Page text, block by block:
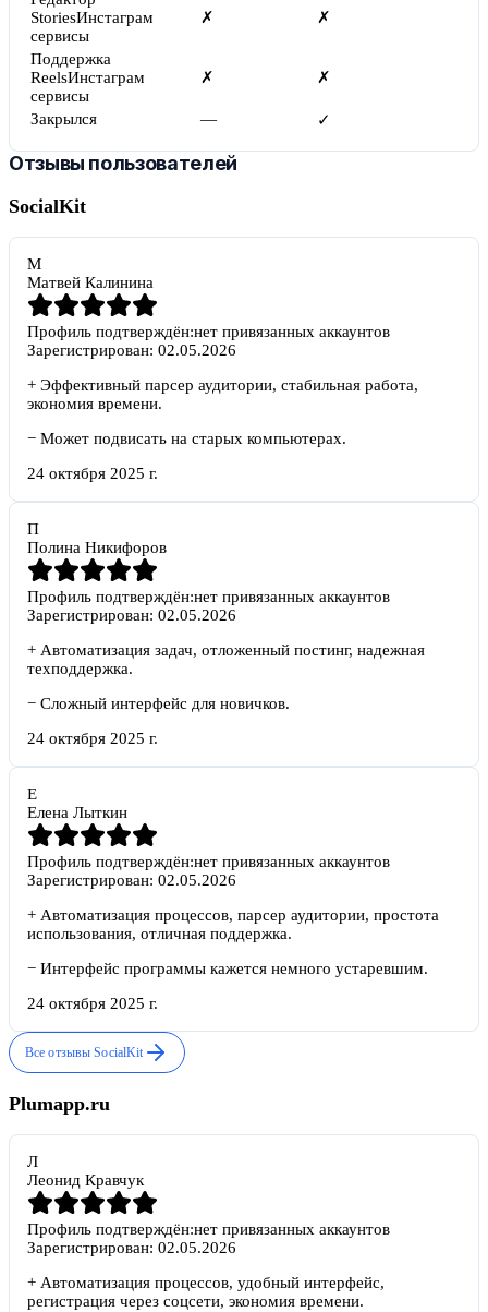
StoriesИнстаграм
сервисы
✗ ✗
Поддержка
ReelsИнстаграм
сервисы
✗ ✗
Закрылся — ✓
Отзывы пользователей
SocialKit
М
Матвей Калинина
Профиль подтверждён:нет привязанных аккаунтов
Зарегистрирован: 02.05.2026
+ Эффективный парсер аудитории, стабильная работа,
экономия времени.
− Может подвисать на старых компьютерах.
24 октября 2025 г.
П
Полина Никифоров
Профиль подтверждён:нет привязанных аккаунтов
Зарегистрирован: 02.05.2026
+ Автоматизация задач, отложенный постинг, надежная
техподдержка.
− Сложный интерфейс для новичков.
24 октября 2025 г.
Е
Елена Лыткин
Профиль подтверждён:нет привязанных аккаунтов
Зарегистрирован: 02.05.2026
+ Автоматизация процессов, парсер аудитории, простота
использования, отличная поддержка.
− Интерфейс программы кажется немного устаревшим.
24 октября 2025 г.
Все отзывыSocialKit
Plumapp.ru
Л
Леонид Кравчук
Профиль подтверждён:нет привязанных аккаунтов
Зарегистрирован: 02.05.2026
+ Автоматизация процессов, удобный интерфейс,
регистрация через соцсети, экономия времени.